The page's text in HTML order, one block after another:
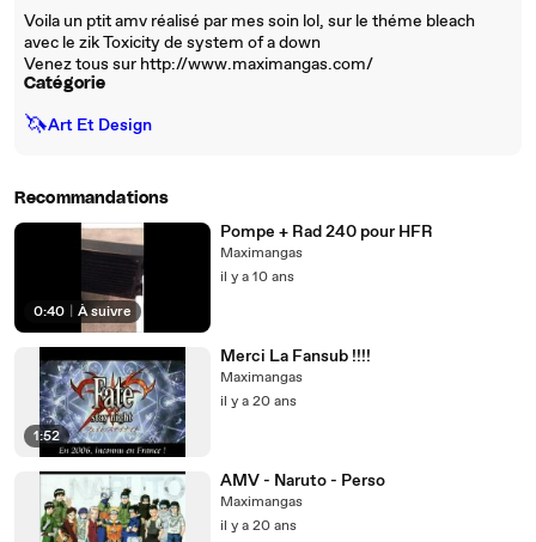
Voila un ptit amv réalisé par mes soin lol, sur le théme bleach
avec le zik Toxicity de system of a down
Venez tous sur http://www.maximangas.com/
Catégorie
🦄Art Et Design
Recommandations
0:40 À suivre
Pompe + Rad 240 pour HFR
Maximangas
il y a 10 ans
1:52
Merci La Fansub !!!!
Maximangas
il y a 20 ans
AMV - Naruto - Perso
Maximangas
il y a 20 ans